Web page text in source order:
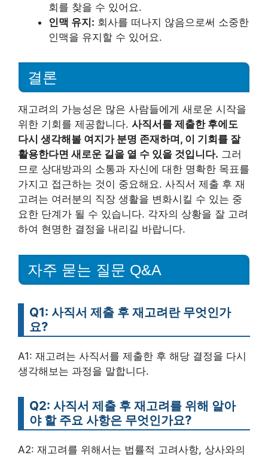
회를 찾을 수 있어요.
인맥 유지: 회사를 떠나지 않음으로써 소중한
인맥을 유지할 수 있어요.
결론
재고려의 가능성은 많은 사람들에게 새로운 시작을
위한 기회를 제공합니다. 사직서를 제출한 후에도
다시 생각해볼 여지가 분명 존재하며, 이 기회를 잘
활용한다면 새로운 길을 열 수 있을 것입니다. 그러
므로 상대방과의 소통과 자신에 대한 명확한 목표를
가지고 접근하는 것이 중요해요. 사직서 제출 후 재
고려는 여러분의 직장 생활을 변화시킬 수 있는 중
요한 단계가 될 수 있습니다. 각자의 상황을 잘 고려
하여 현명한 결정을 내리길 바랍니다.
자주 묻는 질문 Q&A
Q1: 사직서 제출 후 재고려란 무엇인가
요?
A1: 재고려는 사직서를 제출한 후 해당 결정을 다시
생각해보는 과정을 말합니다.
Q2: 사직서 제출 후 재고려를 위해 알아
야 할 주요 사항은 무엇인가요?
A2: 재고려를 위해서는 법률적 고려사항, 상사와의